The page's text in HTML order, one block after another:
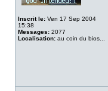
Inscrit le: Ven 17 Sep 2004
15:38
Messages: 2077
Localisation: au coin du bios...